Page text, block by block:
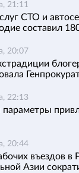
21:11
СТО и
составил
20:07
22:13
параметры
20:44
въездов в
Азии